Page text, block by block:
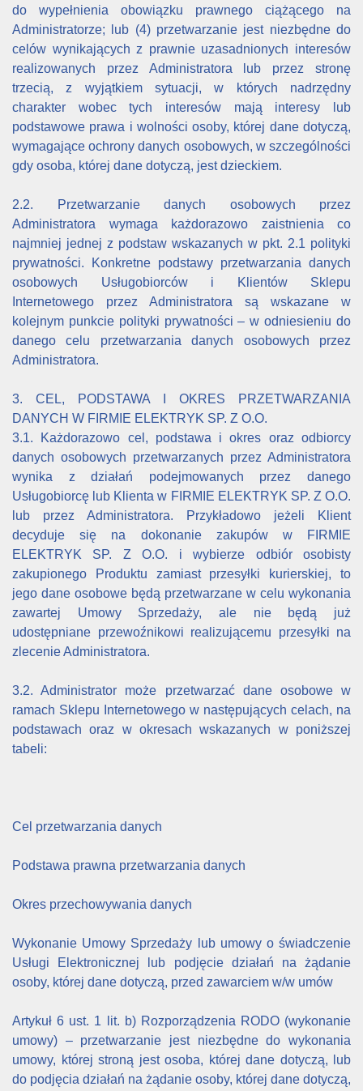
do wypełnienia obowiązku prawnego ciążącego na
Administratorze; lub (4) przetwarzanie jest niezbędne do
celów wynikających z prawnie uzasadnionych interesów
realizowanych przez Administratora lub przez stronę
trzecią, z wyjątkiem sytuacji, w których nadrzędny
charakter wobec tych interesów mają interesy lub
podstawowe prawa i wolności osoby, której dane dotyczą,
wymagające ochrony danych osobowych, w szczególności
gdy osoba, której dane dotyczą, jest dzieckiem.
2.2. Przetwarzanie danych osobowych przez
Administratora wymaga każdorazowo zaistnienia co
najmniej jednej z podstaw wskazanych w pkt. 2.1 polityki
prywatności. Konkretne podstawy przetwarzania danych
osobowych Usługobiorców i Klientów Sklepu
Internetowego przez Administratora są wskazane w
kolejnym punkcie polityki prywatności – w odniesieniu do
danego celu przetwarzania danych osobowych przez
Administratora.
3. CEL, PODSTAWA I OKRES PRZETWARZANIA
DANYCH W FIRMIE ELEKTRYK SP. Z O.O.
3.1. Każdorazowo cel, podstawa i okres oraz odbiorcy
danych osobowych przetwarzanych przez Administratora
wynika z działań podejmowanych przez danego
Usługobiorcę lub Klienta w FIRMIE ELEKTRYK SP. Z O.O.
lub przez Administratora. Przykładowo jeżeli Klient
decyduje się na dokonanie zakupów w FIRMIE
ELEKTRYK SP. Z O.O. i wybierze odbiór osobisty
zakupionego Produktu zamiast przesyłki kurierskiej, to
jego dane osobowe będą przetwarzane w celu wykonania
zawartej Umowy Sprzedaży, ale nie będą już
udostępniane przewoźnikowi realizującemu przesyłki na
zlecenie Administratora.
3.2. Administrator może przetwarzać dane osobowe w
ramach Sklepu Internetowego w następujących celach, na
podstawach oraz w okresach wskazanych w poniższej
tabeli:
Cel przetwarzania danych
Podstawa prawna przetwarzania danych
Okres przechowywania danych
Wykonanie Umowy Sprzedaży lub umowy o świadczenie
Usługi Elektronicznej lub podjęcie działań na żądanie
osoby, której dane dotyczą, przed zawarciem w/w umów
Artykuł 6 ust. 1 lit. b) Rozporządzenia RODO (wykonanie
umowy) – przetwarzanie jest niezbędne do wykonania
umowy, której stroną jest osoba, której dane dotyczą, lub
do podjęcia działań na żądanie osoby, której dane dotyczą,